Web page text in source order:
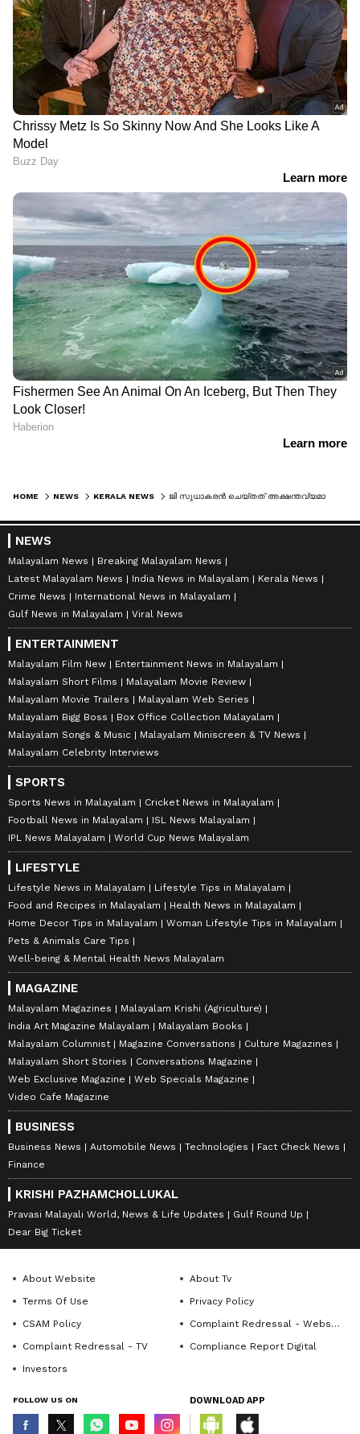
HOME NEWS KERALA NEWS
NEWS
Malayalam News
Breaking Malayalam News
Latest Malayalam News
India News in Malayalam
Kerala News
Crime News
International News in Malayalam
Gulf News in Malayalam
Viral News
ENTERTAINMENT
Malayalam Film New
Entertainment News in Malayalam
Malayalam Short Films
Malayalam Movie Review
Malayalam Movie Trailers
Malayalam Web Series
Malayalam Bigg Boss
Box Office Collection Malayalam
Malayalam Songs & Music
Malayalam Miniscreen & TV News
Malayalam Celebrity Interviews
SPORTS
Sports News in Malayalam
Cricket News in Malayalam
Football News in Malayalam
ISL News Malayalam
IPL News Malayalam
World Cup News Malayalam
LIFESTYLE
Lifestyle News in Malayalam
Lifestyle Tips in Malayalam
Food and Recipes in Malayalam
Health News in Malayalam
Home Decor Tips in Malayalam
Woman Lifestyle Tips in Malayalam
Pets & Animals Care Tips
Well-being & Mental Health News Malayalam
MAGAZINE
Malayalam Magazines
Malayalam Krishi (Agriculture)
India Art Magazine Malayalam
Malayalam Books
Malayalam Columnist
Magazine Conversations
Culture Magazines
Malayalam Short Stories
Conversations Magazine
Web Exclusive Magazine
Web Specials Magazine
Video Cafe Magazine
BUSINESS
Business News Automobile News Technologies
Fact Check News
Finance
KRISHI PAZHAMCHOLLUKAL
Pravasi Malayali World, News & Life Updates
Gulf Round Up
Dear Big Ticket
About Website
About Tv
Terms Of Use
Privacy Policy
CSAM Policy
Complaint Redressal - Website
Complaint Redressal - TV
Compliance Report Digital
Investors
FOLLOW US ON DOWNLOAD APP